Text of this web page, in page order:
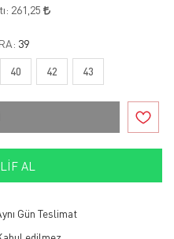
261,25
39
40 42 43
AL
Gün Teslimat